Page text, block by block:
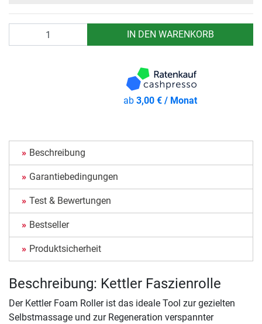
IN DEN WARENKORB
ab3,00 € / Monat
Beschreibung
Garantiebedingungen
Test & Bewertungen
Bestseller
Produktsicherheit
Beschreibung: Kettler Faszienrolle
Der Kettler Foam Roller ist das ideale Tool zur gezielten
Selbstmassage und zur Regeneration verspannter